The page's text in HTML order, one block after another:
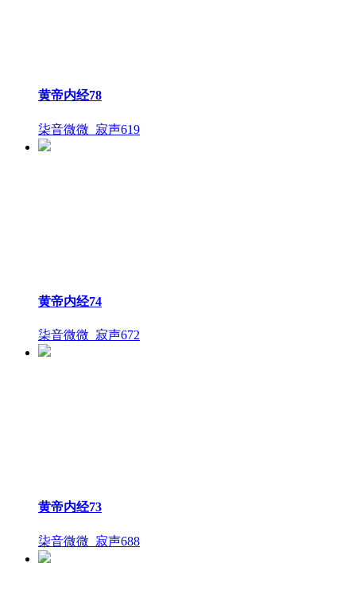
黄帝内经78
柒音微微_寂声619
黄帝内经74
柒音微微_寂声672
黄帝内经73
柒音微微_寂声688